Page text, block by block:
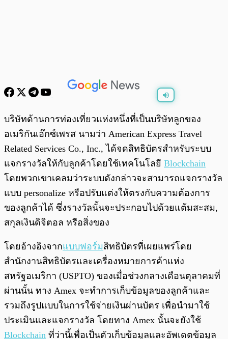
พร้อมเล่น
บริษัทด้านการท่องเที่ยวแห่งหนึ่งที่เป็นบริษัทลูกของ
อเมริกันเอ๊กซ์เพรส นามว่า American Express Travel
Related Services Co., Inc., ได้จดสิทธิบัตรสำหรับระบบ
แจกรางวัลให้กับลูกค้าโดยใช้เทคโนโลยี Blockchain
โดยพวกเขาเคลมว่าระบบดังกล่าวจะสามารถแจกรางวัล
แบบ personalize หรือปรับแต่งให้ตรงกับความต้องการ
ของลูกค้าได้ ซึ่งรางวัลนั้นจะประกอบไปด้วยแต้มสะสม,
สกุลเงินดิจิตอล หรือสิ่งของ
โดยอ้างอิงจากแบบฟอร์มสิทธิบัตรที่เผยแพร่โดย
สำนักงานสิทธิบัตรและเครื่องหมายการค้าแห่ง
สหรัฐอเมริกา (USPTO) ของเมื่อช่วงกลางเดือนตุลาคมที่
ผ่านนั้น ทาง Amex จะทำการเก็บข้อมูลของลูกค้าและ
รวมถึงรูปแบบในการใช้จ่ายเงินผ่านบัตร เพื่อนำมาใช้
ประเมินและแจกรางวัล โดยทาง Amex นั้นจะยังใช้
Blockchain ที่ว่านี้เพื่อเป็นตัวเก็บข้อมูลและอัพเดตข้อมูล